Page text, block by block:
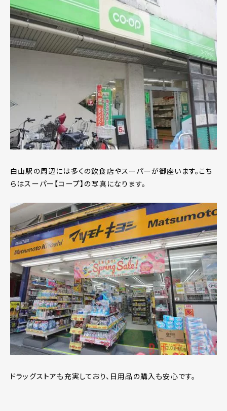
白山駅の周辺には多くの飲食店やスーパーが御座います。こち
らはスーパー【コープ】の写真になります。
ドラッグストアも充実しており、日用品の購入も安心です。